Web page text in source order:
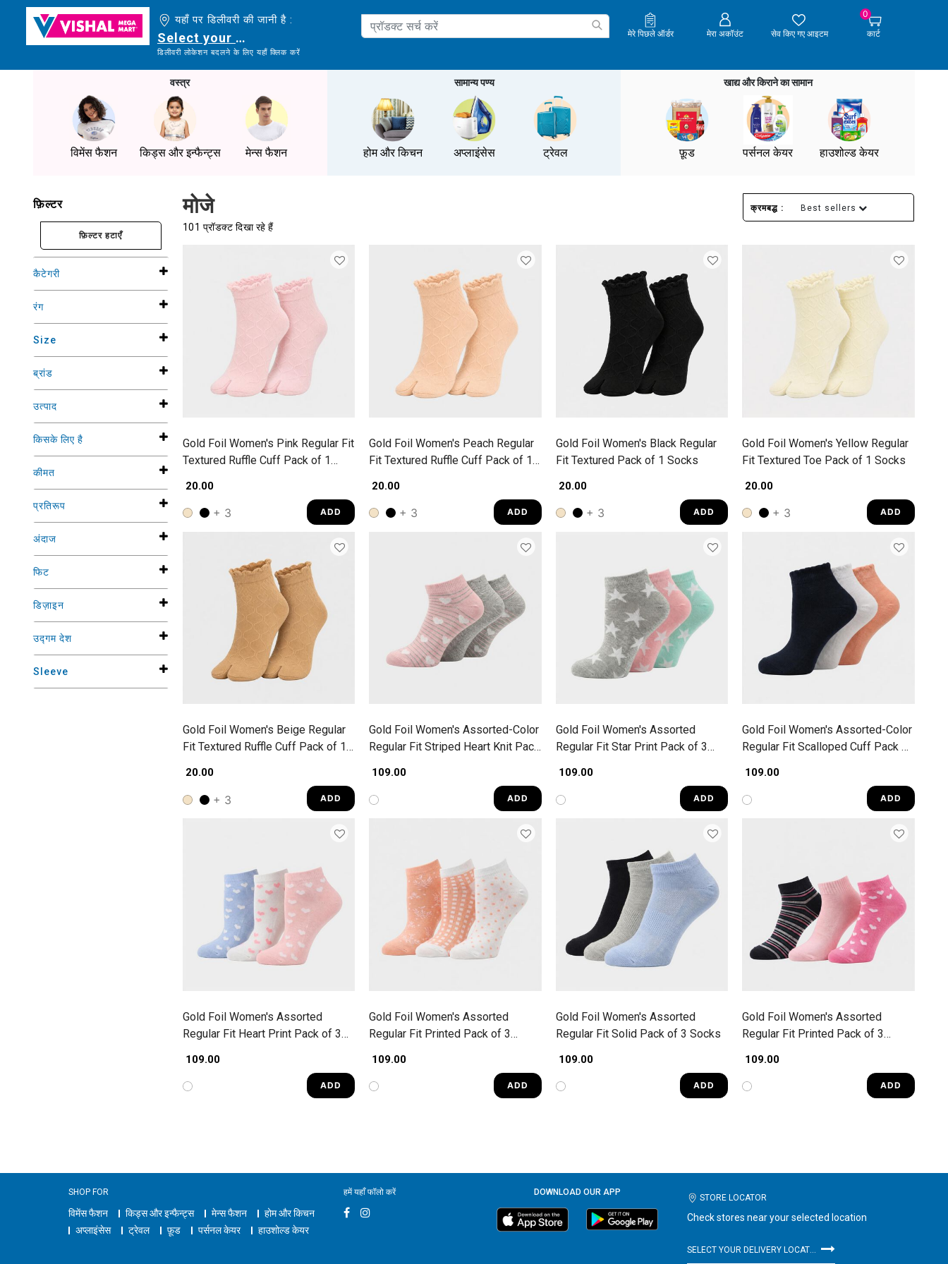
यहाँ पर डिलीवरी की जानी है :
Select your delivery location
डिलीवरी लोकेशन बदलने के लिए यहाँ क्लिक करें
मेरे पिछले ऑर्डर मेरा अकॉउंट सेव किए गए आइटम
0
कार्ट
वस्त्र
विमेंस फैशन किड्स और इन्फैन्ट्स मेन्स फैशन
सामान्य पण्य
होम और किचन अप्लाइंसेस ट्रेवल
खाद्य और किराने का सामान
फ़ूड पर्सनल केयर हाउशोल्ड केयर
फ़िल्टर मोजे
101 प्रॉडक्ट दिखा रहे हैं
क्रमबद्ध : Best sellers
फ़िल्टर हटाएँ
कैटेगरी
रंग
Size
ब्रांड
उत्पाद
किसके लिए है
कीमत
प्रतिरूप
अंदाज
फिट
डिज़ाइन
उद्गम देश
Sleeve
Gold Foil Women's Pink Regular Fit
Textured Ruffle Cuff Pack of 1
₹ 20.00
+ 3 ADD
Gold Foil Women's Peach Regular
Fit Textured Ruffle Cuff Pack of 1
₹ 20.00
+ 3 ADD
Gold Foil Women's Black Regular
Fit Textured Pack of 1 Socks
₹ 20.00
+ 3 ADD
Gold Foil Women's Yellow Regular
Fit Textured Toe Pack of 1 Socks
₹ 20.00
+ 3 ADD
Gold Foil Women's Beige Regular
Fit Textured Ruffle Cuff Pack of 1
₹ 20.00
+ 3 ADD
Gold Foil Women's Assorted-Color
Regular Fit Striped Heart Knit Pack
₹ 109.00
ADD
Gold Foil Women's Assorted
Regular Fit Star Print Pack of 3
₹ 109.00
ADD
Gold Foil Women's Assorted-Color
Regular Fit Scalloped Cuff Pack of
₹ 109.00
ADD
Gold Foil Women's Assorted
Regular Fit Heart Print Pack of 3
₹ 109.00
ADD
Gold Foil Women's Assorted
Regular Fit Printed Pack of 3
₹ 109.00
ADD
Gold Foil Women's Assorted
Regular Fit Solid Pack of 3 Socks
₹ 109.00
ADD
Gold Foil Women's Assorted
Regular Fit Printed Pack of 3
₹ 109.00
ADD
SHOP FOR
विमेंस फैशन किड्स और इन्फैन्ट्स मेन्स फैशन
होम और किचन
अप्लाइंसेस
ट्रेवल फ़ूड पर्सनल केयर हाउशोल्ड केयर
हमें यहाँ फॉलो करें DOWNLOAD OUR APP
STORE LOCATOR
Check stores near your selected location
SELECT YOUR DELIVERY LOCATION